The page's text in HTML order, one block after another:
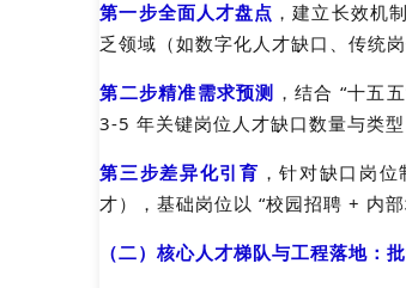
第一步全面人才盘点 ，建立长效机
乏领域（如数字化人才缺口、传统
第二步精准需求预测 ，结合 “十五
3-5 年关键岗位人才缺口数量与类
第三步差异化引育 ，针对缺口岗
才），基础岗位以 “校园招聘 + 内
（二）核心人才梯队与工程落地：